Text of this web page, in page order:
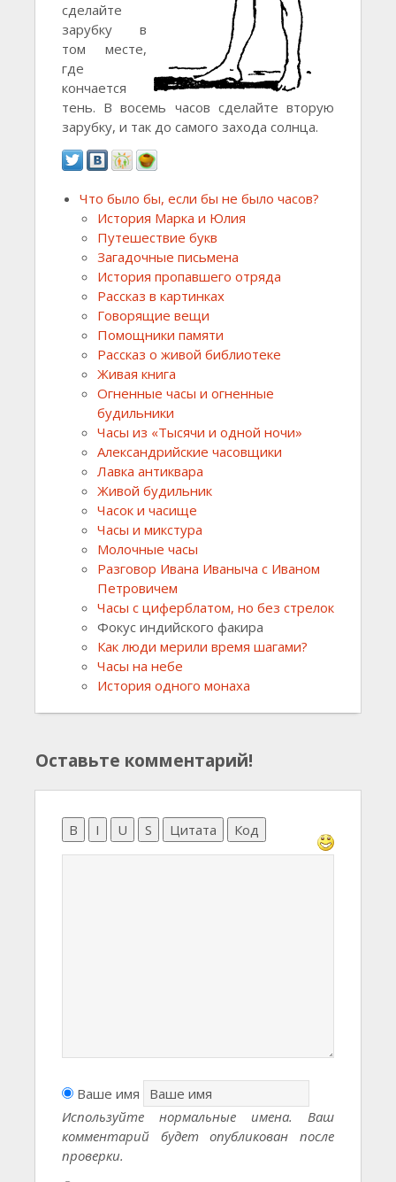
сделайте
зарубку в
том месте,
где
кончается
тень. В восемь часов сделайте вторую
зарубку, и так до самого захода солнца.
Что было бы, если бы не было часов?
История Марка и Юлия
Путешествие букв
Загадочные письмена
История пропавшего отряда
Рассказ в картинках
Говорящие вещи
Помощники памяти
Рассказ о живой библиотеке
Живая книга
Огненные часы и огненные
будильники
Часы из «Тысячи и одной ночи»
Александрийские часовщики
Лавка антиквара
Живой будильник
Часок и часище
Часы и микстура
Молочные часы
Разговор Ивана Иваныча с Иваном
Петровичем
Часы с циферблатом, но без стрелок
Фокус индийского факира
Как люди мерили время шагами?
Часы на небе
История одного монаха
Оставьте комментарий!
B I U S Цитата Код
Ваше имя
Используйте нормальные имена. Ваш
комментарий будет опубликован после
проверки.